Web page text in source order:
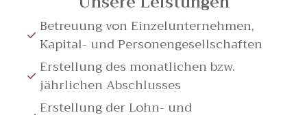
Betreuung von Einzelunternehmen,
Kapital- und Personengesellschaften
Erstellung des monatlichen bzw.
jährlichen Abschlusses
Erstellung der Lohn- und